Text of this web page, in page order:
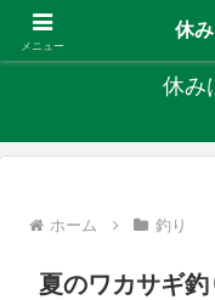
キャンプ、釣
休み
ホーム 釣り
夏のワカサギ
メニュー
休